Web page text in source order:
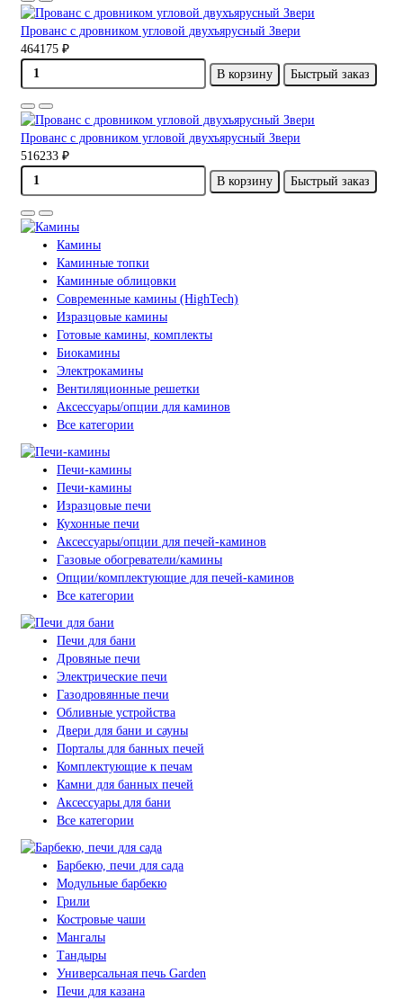
Прованс с дровником угловой двухъярусный Звери
464175 ₽
В корзину
Быстрый заказ
Прованс с дровником угловой двухъярусный Звери
516233 ₽
В корзину
Быстрый заказ
Камины
Каминные топки
Каминные облицовки
Современные камины (HighTech)
Изразцовые камины
Готовые камины, комплекты
Биокамины
Электрокамины
Вентиляционные решетки
Аксессуары/опции для каминов
Все категории
Печи-камины
Печи-камины
Изразцовые печи
Кухонные печи
Аксессуары/опции для печей-каминов
Газовые обогреватели/камины
Опции/комплектующие для печей-каминов
Все категории
Печи для бани
Дровяные печи
Электрические печи
Газодровянные печи
Обливные устройства
Двери для бани и сауны
Порталы для банных печей
Комплектующие к печам
Камни для банных печей
Аксессуары для бани
Все категории
Барбекю, печи для сада
Модульные барбекю
Грили
Костровые чаши
Мангалы
Тандыры
Универсальная печь Garden
Печи для казана